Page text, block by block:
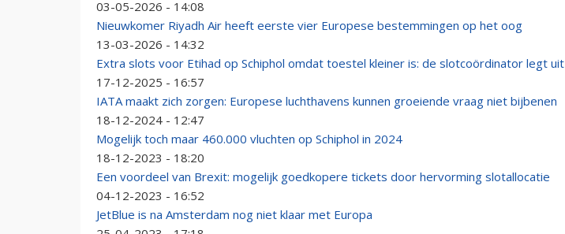
03-05-2026 - 14:08
Nieuwkomer Riyadh Air heeft eerste vier Europese bestemmingen op het oog
13-03-2026 - 14:32
Extra slots voor Etihad op Schiphol omdat toestel kleiner is: de slotcoördinator legt uit
17-12-2025 - 16:57
IATA maakt zich zorgen: Europese luchthavens kunnen groeiende vraag niet bijbenen
18-12-2024 - 12:47
Mogelijk toch maar 460.000 vluchten op Schiphol in 2024
18-12-2023 - 18:20
Een voordeel van Brexit: mogelijk goedkopere tickets door hervorming slotallocatie
04-12-2023 - 16:52
JetBlue is na Amsterdam nog niet klaar met Europa